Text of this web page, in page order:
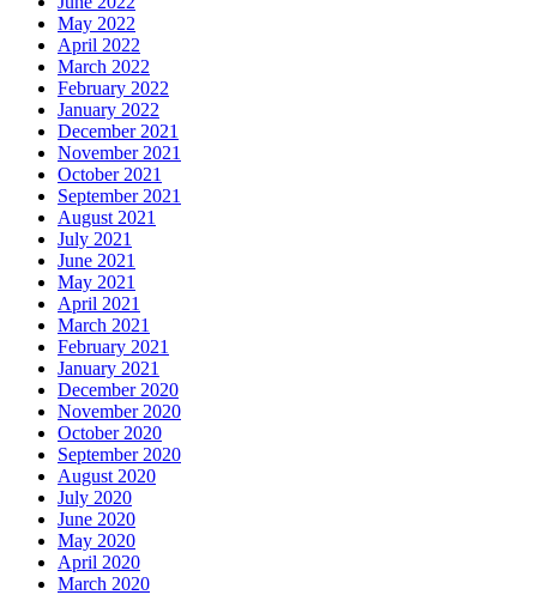
May 2022
April 2022
March 2022
February 2022
January 2022
December 2021
November 2021
October 2021
September 2021
August 2021
July 2021
June 2021
May 2021
April 2021
March 2021
February 2021
January 2021
December 2020
November 2020
October 2020
September 2020
August 2020
July 2020
June 2020
May 2020
April 2020
March 2020